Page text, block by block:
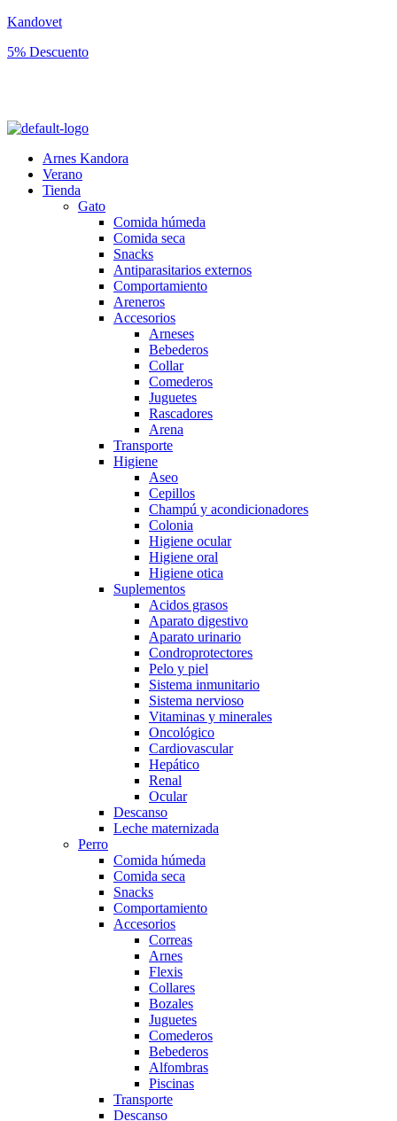
Kandovet
5% Descuento
Arnes Kandora
Verano
Tienda
Gato
Comida húmeda
Comida seca
Snacks
Antiparasitarios externos
Comportamiento
Areneros
Accesorios
Arneses
Bebederos
Collar
Comederos
Juguetes
Rascadores
Arena
Transporte
Higiene
Aseo
Cepillos
Champú y acondicionadores
Colonia
Higiene ocular
Higiene oral
Higiene otica
Suplementos
Acidos grasos
Aparato digestivo
Aparato urinario
Condroprotectores
Pelo y piel
Sistema inmunitario
Sistema nervioso
Vitaminas y minerales
Oncológico
Cardiovascular
Hepático
Renal
Ocular
Descanso
Leche maternizada
Perro
Comida húmeda
Comida seca
Snacks
Comportamiento
Accesorios
Correas
Arnes
Flexis
Collares
Bozales
Juguetes
Comederos
Bebederos
Alfombras
Piscinas
Transporte
Descanso